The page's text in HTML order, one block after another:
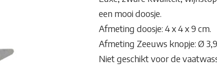
een mooi doosje.
Afmeting doosje: 4 x 4 x 9 cm.
Afmeting Zeeuws knopje: Ø
Niet geschikt voor de